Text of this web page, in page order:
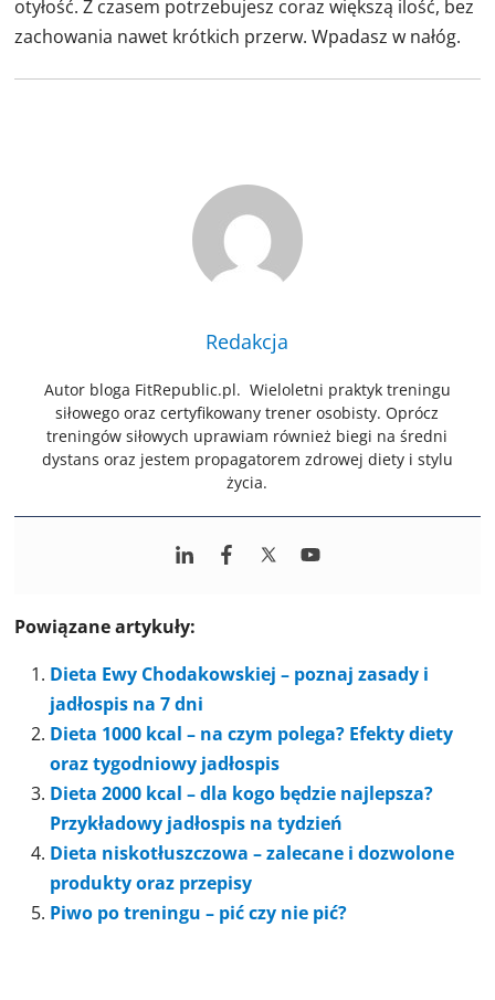
otyłość. Z czasem potrzebujesz coraz większą ilość, bez
zachowania nawet krótkich przerw. Wpadasz w nałóg.
Redakcja
Autor bloga FitRepublic.pl. Wieloletni praktyk treningu
siłowego oraz certyfikowany trener osobisty. Oprócz
treningów siłowych uprawiam również biegi na średni
dystans oraz jestem propagatorem zdrowej diety i stylu
życia.
Powiązane artykuły:
Dieta Ewy Chodakowskiej – poznaj zasady i
jadłospis na 7 dni
Dieta 1000 kcal – na czym polega? Efekty diety
oraz tygodniowy jadłospis
Dieta 2000 kcal – dla kogo będzie najlepsza?
Przykładowy jadłospis na tydzień
Dieta niskotłuszczowa – zalecane i dozwolone
produkty oraz przepisy
Piwo po treningu – pić czy nie pić?